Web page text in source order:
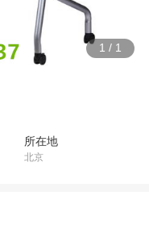
1 / 1
所在地
北京